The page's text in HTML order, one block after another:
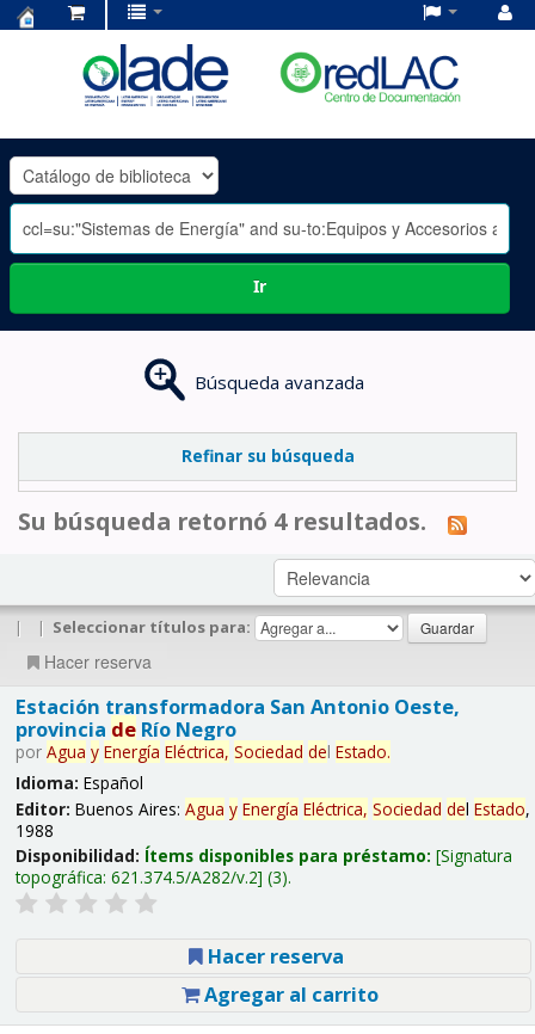
OLADE
-
Ir
Búsqueda avanzada
Refinar su búsqueda
Su búsqueda retornó 4 resultados.
| | Seleccionar títulos para:
Hacer reserva
Estación transformadora San Antonio Oeste,
provincia deRío Negro
por Agua y Energía Eléctrica, Sociedad del Estado.
Idioma: Español
Editor: Buenos Aires: Agua y Energía Eléctrica, Sociedad del Estado,
1988
Disponibilidad: Ítems disponibles para préstamo: Signatura
topográfica: 621.374.5/A282/v.2 (3).
Hacer reserva
Agregar al carrito